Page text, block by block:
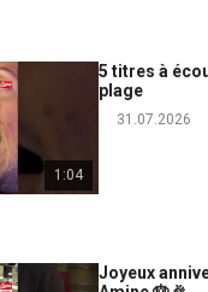
1:04
5 titres à
plage
31.07.2026
Joyeux